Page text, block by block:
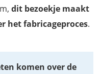
dit bezoekje maakt
het fabricageproces.
komen over de